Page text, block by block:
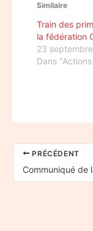
Similaire
Train des
la fédération
23
Dans
PRÉCÉDENT